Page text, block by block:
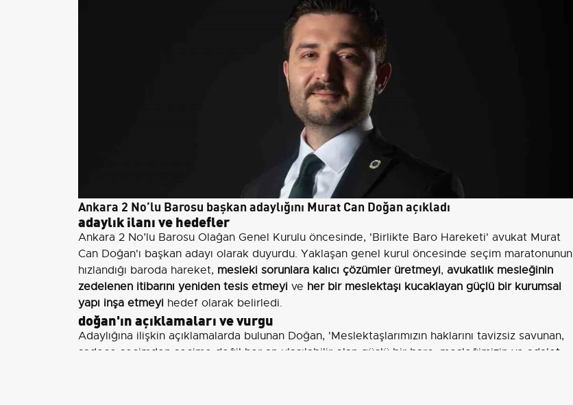
Ankara 2 No’lu Barosu başkan adaylığını Murat Can Doğan açıkladı
adaylık ilanı ve hedefler
Ankara 2 No’lu Barosu Olağan Genel Kurulu öncesinde, 'Birlikte Baro Hareketi' avukat Murat
Can Doğan'ı başkan adayı olarak duyurdu. Yaklaşan genel kurul öncesinde seçim maratonunun
hızlandığı baroda hareket, mesleki sorunlara kalıcı çözümler üretmeyi, avukatlık mesleğinin
zedelenen itibarını yeniden tesis etmeyi ve her bir meslektaşı kucaklayan güçlü bir kurumsal
yapı inşa etmeyi hedef olarak belirledi.
doğan'ın açıklamaları ve vurgu
Adaylığına ilişkin açıklamalarda bulunan Doğan, 'Meslektaşlarımızın haklarını tavizsiz savunan,
sadece seçimden seçime değil her an ulaşılabilir olan güçlü bir baro, mesleğimizin ve adalet